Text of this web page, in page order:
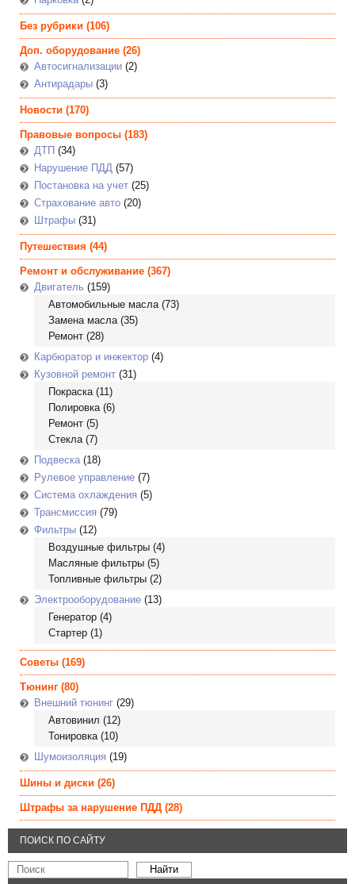
Без рубрики (106)
Доп. оборудование (26)
Автосигнализации (2)
Антирадары (3)
Новости (170)
Правовые вопросы (183)
ДТП (34)
Нарушение ПДД (57)
Постановка на учет (25)
Страхование авто (20)
Штрафы (31)
Путешествия (44)
Ремонт и обслуживание (367)
Двигатель (159)
Автомобильные масла(73)
Замена масла(35)
Ремонт (28)
Карбюратор и инжектор (4)
Кузовной ремонт (31)
Покраска(11)
Полировка(6)
Ремонт (5)
Стекла(7)
Подвеска(18)
Рулевое управление (7)
Система охлаждения (5)
Трансмиссия (79)
Фильтры (12)
Воздушные фильтры (4)
Масляные фильтры (5)
Топливные фильтры (2)
Электрооборудование (13)
Генератор (4)
Стартер (1)
Советы (169)
Тюнинг (80)
Внешний тюнинг (29)
Автовинил (12)
Тонировка(10)
Шумоизоляция (19)
Шины и диски (26)
Штрафы за нарушение ПДД (28)
ПОИСК ПО САЙТУ